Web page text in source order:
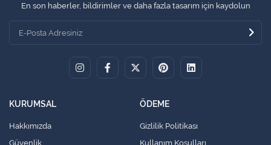
En son haberler, bildirimler ve daha fazla tasarım için kaydolun
KURUMSAL
Hakkımızda
Güvenlik
ÖDEME
Gizlilik Politikası
Kullanım Koşulları